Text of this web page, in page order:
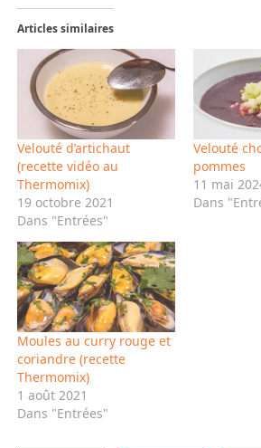
Articles similaires
Velouté d’artichaut
(recette vidéo au
Thermomix)
19 octobre 2021
Dans "Entrées"
Velouté
pommes
11 mai
Dans
Moules au curry rouge et
coriandre (recette
Thermomix)
1 août 2021
Dans "Entrées"